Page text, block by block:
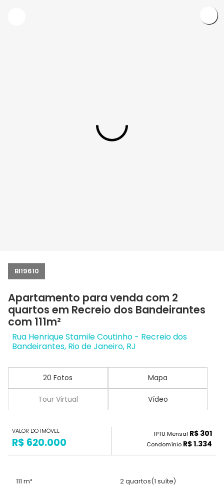
BI19610
Apartamento para venda com 2
quartos em Recreio dos Bandeirantes
com 111m²
Rua Henrique Stamile Coutinho - Recreio dos
Bandeirantes, Rio de Janeiro, RJ
20 Fotos Mapa
Tour Virtual Vídeo
VALOR DO IMÓVEL
R$ 620.000
IPTU Mensal R$ 301
Condomínio R$ 1.334
111 m² 2 quartos(1 suíte)